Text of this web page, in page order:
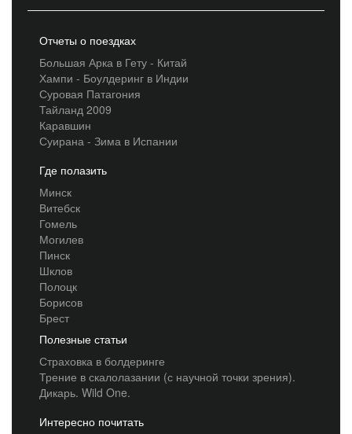
Отчеты о поездках
Большая Арка в Гету - Китай
Хампи - Боулдеринг в Индии
Суровая Патагония
Тайланд 2009
Каравшин
Суирана - Зима в Испании
Где полазить
Минск
Витебск
Гомель
Могилев
Пинск
Шклов
Полоцк
Борисов
Брест
Полезные статьи
Страховка в болдеринге
Трение в скалолазании (с научной точки зрения).
Дикарь. Wild One.
Интересно почитать